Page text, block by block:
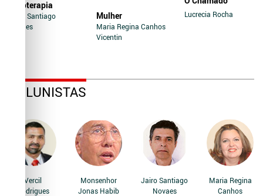
Soroterapia
Jairo Santiago
Novaes
Mulher
Maria Regina Canhos
Vicentin
Lucrecia Rocha
COLUNISTAS
Vercil
Rodrigues
Monsenhor
Jonas Habib
Jairo Santiago
Novaes
Maria Regina
Canhos